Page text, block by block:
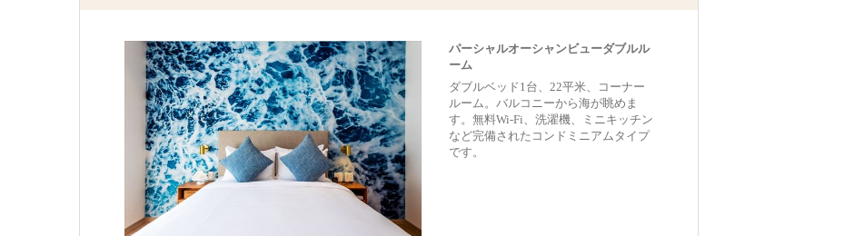
パーシャルオーシャンビューダブルル
ーム
ダブルベッド1台、22平米、コーナー
ルーム。バルコニーから海が眺めま
す。無料Wi-Fi、洗濯機、ミニキッチン
など完備されたコンドミニアムタイプ
です。